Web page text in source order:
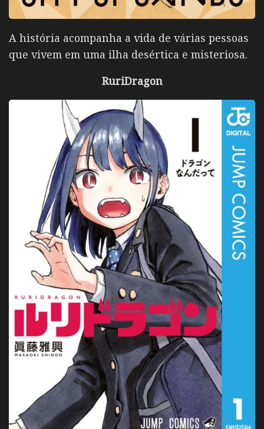
A história acompanha a vida de várias pessoas
que vivem em uma ilha desértica e misteriosa.
RuriDragon